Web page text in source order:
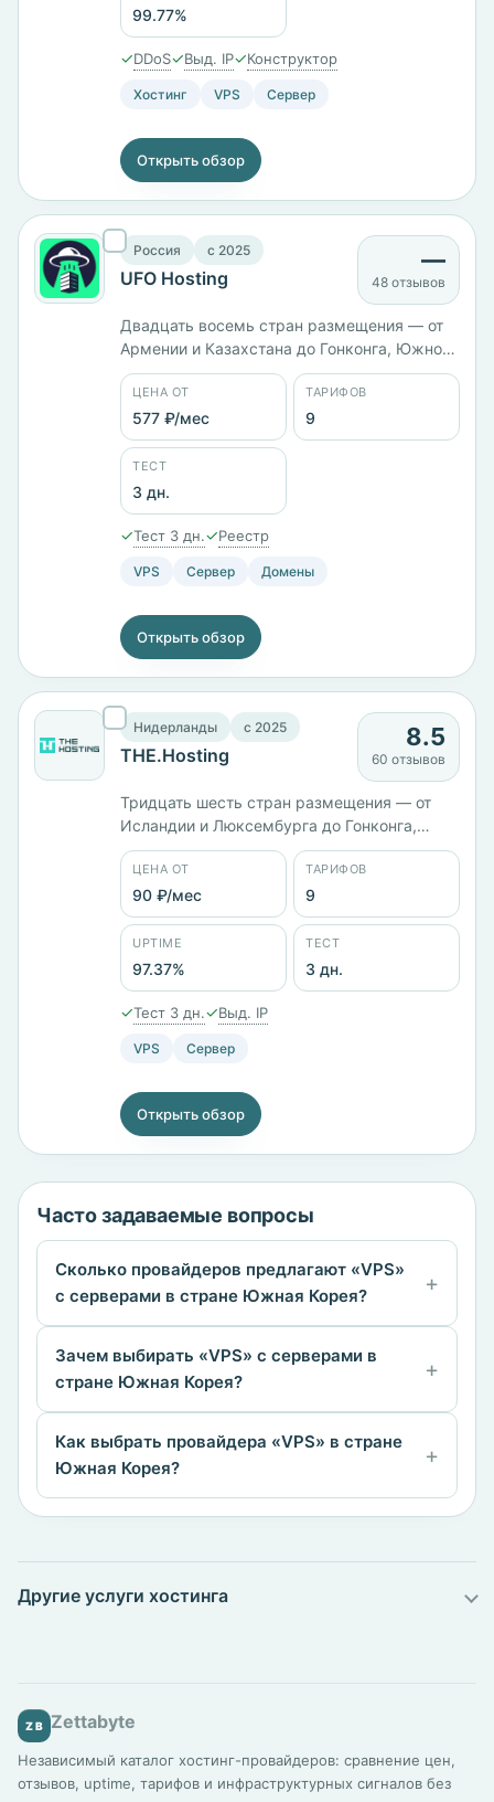
или Сбербанк Онлайн.
99.77%
✓DDoS✓Выд. IP✓Конструктор
Хостинг VPS Сервер
Открыть обзор
Россия c 2025
UFO Hosting
—
48 отзывов
Двадцать восемь стран размещения — от
Армении и Казахстана до Гонконга, Южной
Кореи и Австралии. Компания запустилась в
2025 году. Тарифы названы по звёздам:
Brachium с 4 ГБ памяти стоит 977 ₽/мес,
Arcturus с 10 ГБ — 2021 ₽/мес, Alphard с 24
ГБ и диском на 310 ГБ — 8000 ₽/мес.
ЦЕНА ОТ
577 ₽/мес
ТАРИФОВ
9
ТЕСТ
3 дн.
✓Тест 3 дн.✓Реестр
VPS Сервер Домены
Открыть обзор
Нидерланды c 2025
THE.Hosting
8.5
60 отзывов
Тридцать шесть стран размещения — от
Исландии и Люксембурга до Гонконга,
Китая и Южной Кореи. Компания
зарегистрирована в Нидерландах как
WorkTitans B.V. и работает с 2025 года.
Девять тарифов: VPS и выделенные
серверы, старшая конфигурация
Adamantium даёт 24 ядра, 32 ГБ памяти и
410 ГБ диска. Оплата картой, Apple Pay,
PayPal или биткоином.
ЦЕНА ОТ
90 ₽/мес
ТАРИФОВ
9
UPTIME
97.37%
ТЕСТ
3 дн.
✓Тест 3 дн.✓Выд. IP
VPS Сервер
Открыть обзор
Часто задаваемые вопросы
Сколько провайдеров предлагают «VPS»
с серверами в стране Южная Корея?
Зачем выбирать «VPS» с серверами в
стране Южная Корея?
Как выбрать провайдера «VPS» в стране
Южная Корея?
Другие услуги хостинга
ZB Zettabyte
Независимый каталог хостинг-провайдеров: сравнение цен,
отзывов, uptime, тарифов и инфраструктурных сигналов без